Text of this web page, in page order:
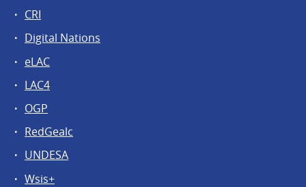
CRI
Digital Nations
eLAC
LAC4
OGP
RedGealc
UNDESA
Wsis+